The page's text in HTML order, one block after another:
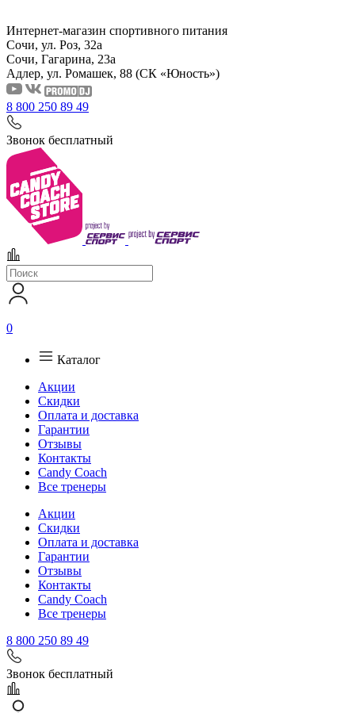
Интернет-магазин спортивного питания
Сочи, ул. Роз, 32а
Сочи, Гагарина, 23а
Адлер, ул. Ромашек, 88 (СК «Юность»)
8 800 250 89 49
Звонок бесплатный
0
Каталог
Акции
Скидки
Оплата и доставка
Гарантии
Отзывы
Контакты
Candy Coach
Все тренеры
Акции
Скидки
Оплата и доставка
Гарантии
Отзывы
Контакты
Candy Coach
Все тренеры
8 800 250 89 49
Звонок бесплатный